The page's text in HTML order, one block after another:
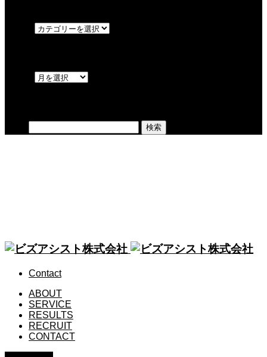
Contact
ABOUT
SERVICE
RESULTS
RECRUIT
CONTACT